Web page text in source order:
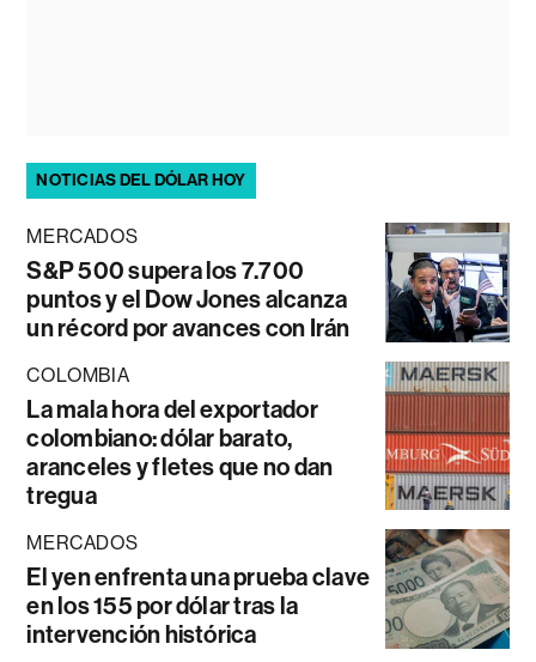
NOTICIAS DEL DÓLAR HOY
MERCADOS
S&P 500 supera los 7.700
puntos y el Dow Jones alcanza
un récord por avances con Irán
COLOMBIA
La mala hora del exportador
colombiano: dólar barato,
aranceles y fletes que no dan
tregua
MERCADOS
El yen enfrenta una prueba clave
en los 155 por dólar tras la
intervención histórica